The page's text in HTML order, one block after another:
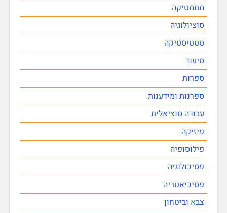
מתמטיקה
סוציולוגיה
סטטיסטיקה
סיעוד
ספרות
ספרנות ומידענות
עבודה סוציאלית
פיזיקה
פילוסופיה
פסיכולוגיה
פסיכיאטריה
צבא וביטחון